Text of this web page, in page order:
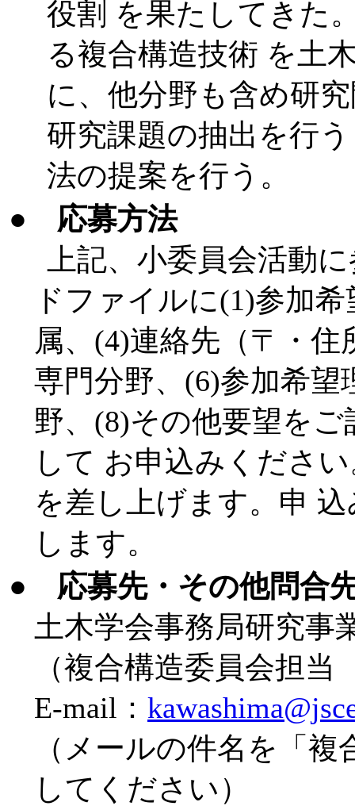
役割 を果たしてきた
る複合構造技術 を土
に、他分野も含め研
研究課題の抽出を行
法の提案を行う。
● 応募方法
上記、小委員会活動
ドファイルに(1)参加
属、(4)連絡先（〒・住
専門分野、(6)参加希
野、(8)その他要望を
して お申込みくださ
を差し上げます。申
します。
● 応募先・その他問合
土木学会事務局研究事
（複合構造委員会担
E-mail：
（メールの件名を「
してください）